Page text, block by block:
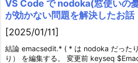
VS Code で nodoka(窓使いの
が効かない問題を解決したお話
[2025/01/11]
結論 emacsedit.* ( * は nodoka だった
り） を編集する。 変更前 keyseq